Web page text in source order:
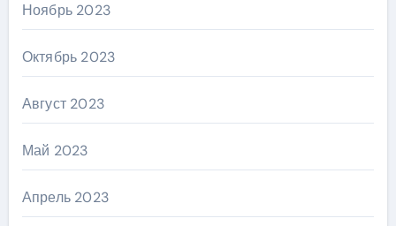
Ноябрь 2023
Октябрь 2023
Август 2023
Май 2023
Апрель 2023